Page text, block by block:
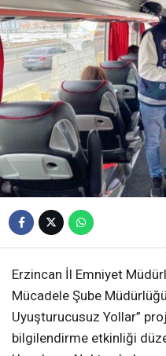
Erzincan İl Emniyet
Mücadele Şube
Uyuşturucusuz Yollar”
bilgilendirme etkinliği